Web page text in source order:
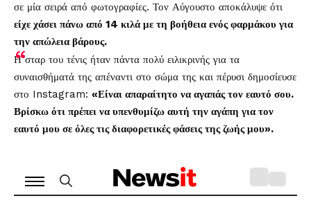
σε μία σειρά από φωτογραφίες. Τον Αύγουστο αποκάλυψε ότι
είχε χάσει πάνω από 14 κιλά με τη βοήθεια ενός φαρμάκου για
την απώλεια βάρους.
Η σταρ του τένις ήταν πάντα πολύ ειλικρινής για τα
συναισθήματά της απέναντι στο σώμα της και πέρυσι δημοσίευσε
στο Instagram: «Είναι απαραίτητο να αγαπάς τον εαυτό σου.
Βρίσκω ότι πρέπει να υπενθυμίζω αυτή την αγάπη για τον
εαυτό μου σε όλες τις διαφορετικές φάσεις της ζωής μου».